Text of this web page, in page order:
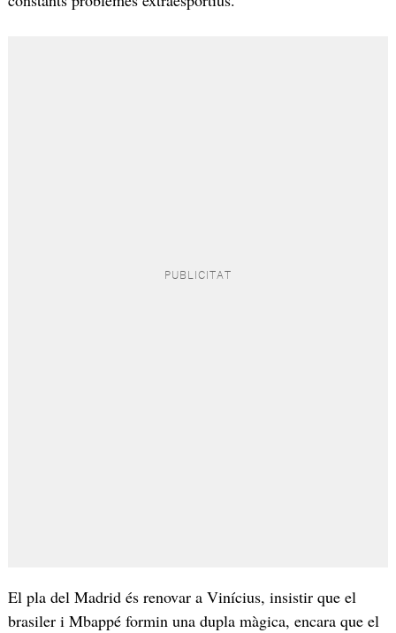
El pla del Madrid és renovar a Vinícius, insistir que el
brasiler i Mbappé formin una dupla màgica, encara que el